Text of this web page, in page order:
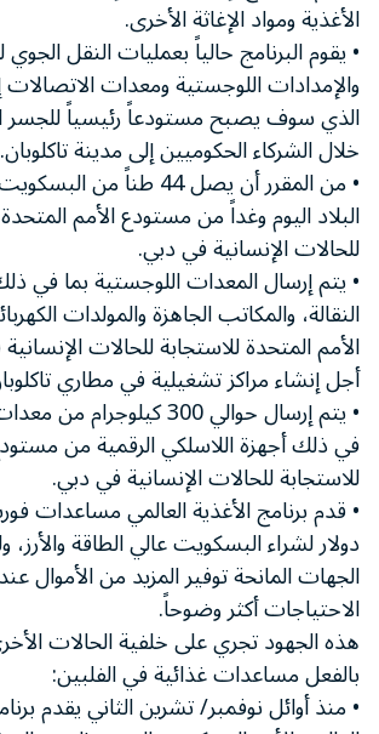
الأغذية ومواد الإغاثة الأخرى.
• يقوم البرنامج حالياً بعمليات النقل الجوي
والإمدادات اللوجستية ومعدات
الذي سوف يصبح مستودعاً رئيسياً للجسر
خلال الشركاء الحكوميين إلى مدينة تاكلوبان.
• من المقرر أن يصل 44 طناً
البلاد اليوم وغداً من مستودع الأمم
للحالات الإنسانية في دبي.
• يتم إرسال المعدات اللوجستية بما في
النقالة، والمكاتب الجاهزة والمولدات
الأمم المتحدة للاستجابة للحالات
أجل إنشاء مراكز تشغيلية في مطاري
• يتم إرسال حوالي 300
في ذلك أجهزة اللاسلكي الرقمية من
للاستجابة للحالات الإنسانية في دبي.
• قدم برنامج الأغذية العالمي مساعدات
دولار لشراء البسكويت عالي الطاقة
الجهات المانحة توفير المزيد من الأموال
الاحتياجات أكثر وضوحاً.
هذه الجهود تجري على خلفية الحالات
بالفعل مساعدات غذائية في الفلبين:
• منذ أوائل نوفمبر/ تشرين الثاني يقدم